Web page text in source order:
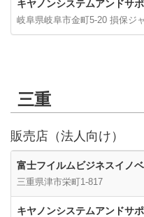
キヤノンシステムアンドサ
岐阜県岐阜市金町5-20 損保ジ
三重
販売店（法人向け）
富士フイルムビジネスイノ
三重県津市栄町1-817
キヤノンシステムアンドサ